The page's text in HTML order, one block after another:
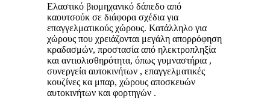
Ελαστικό βιομηχανικό δάπεδο από
καουτσούκ σε διάφορα σχέδια για
επαγγελματικούς χώρους. Κατάλληλο για
χώρους που χρειάζονται μεγάλη απορρόφηση
κραδασμών, προστασία από ηλεκτροπληξία
και αντιολισθηρότητα, όπως γυμναστήρια ,
συνεργεία αυτοκινήτων , επαγγελματικές
κουζίνες κα μπαρ, χώρους αποσκευών
αυτοκινήτων και φορτηγών .